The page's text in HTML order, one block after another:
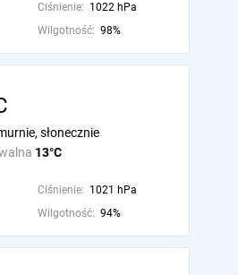
Ciśnienie: 1022 hPa
Wilgotność: 98%
13°C
słonecznie
Ciśnienie: 1021 hPa
Wilgotność: 94%